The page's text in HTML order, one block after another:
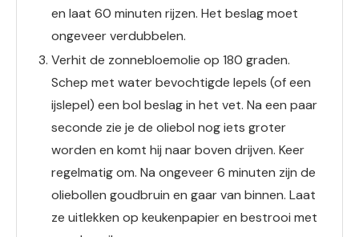
en laat 60 minuten rijzen. Het beslag moet
ongeveer verdubbelen.
Verhit de zonnebloemolie op 180 graden.
Schep met water bevochtigde lepels (of een
ijslepel) een bol beslag in het vet. Na een paar
seconde zie je de oliebol nog iets groter
worden en komt hij naar boven drijven. Keer
regelmatig om. Na ongeveer 6 minuten zijn de
oliebollen goudbruin en gaar van binnen. Laat
ze uitlekken op keukenpapier en bestrooi met